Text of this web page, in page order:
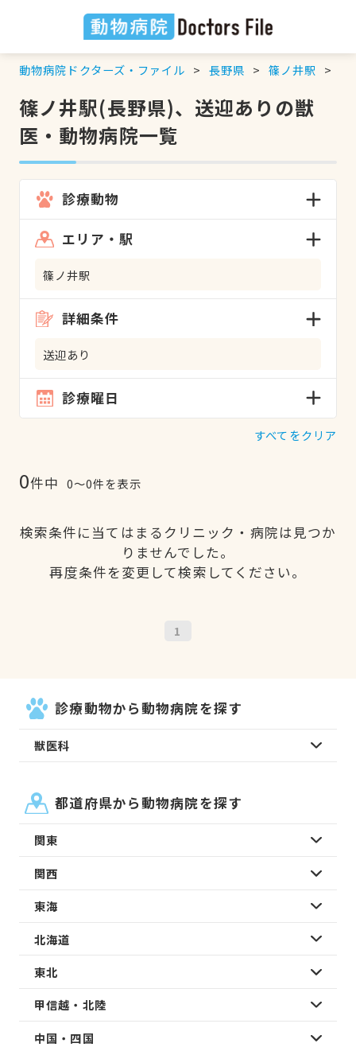
動物病院ドクターズ・ファイル 長野県 篠ノ井駅
篠ノ井駅(長野県)、送迎ありの獣
医・動物病院一覧
診療動物
エリア・駅
篠ノ井駅
詳細条件
送迎あり
診療曜日
すべてをクリア
0件中 0〜0件を表示
検索条件に当てはまるクリニック・病院は見つか
りませんでした。
再度条件を変更して検索してください。
1
診療動物から動物病院を探す
獣医科
都道府県から動物病院を探す
関東
関西
東海
北海道
東北
甲信越・北陸
中国・四国